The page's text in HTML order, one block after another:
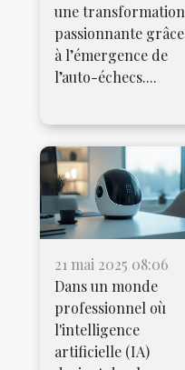
une transformation
passionnante grâce
à l’émergence de
l’auto-échecs....
21 mai 2025 08:06
Dans un monde
professionnel où
l'intelligence
artificielle (IA)